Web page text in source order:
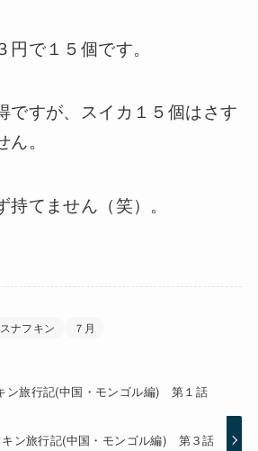
で１５個です。
ですが、スイカ１５個はさす
。
てません（笑）。
スナフキン ７月
旅行記(中国・モンゴル編) 第１話
キン旅行記(中国・モンゴル編) 第３話